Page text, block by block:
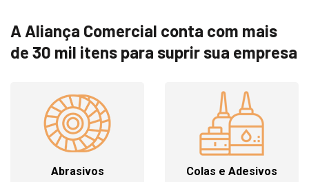
A Aliança Comercial conta com mais
de 30 mil itens para suprir sua empresa
Abrasivos Colas e Adesivos